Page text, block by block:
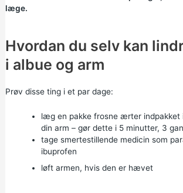
læge.
Hvordan du selv kan
i albue og arm
Prøv disse ting i et par dage:
læg en pakke frosne ærter indpakket
din arm – gør dette i 5 minutter, 3
tage smertestillende medicin som
ibuprofen
løft armen, hvis den er hævet